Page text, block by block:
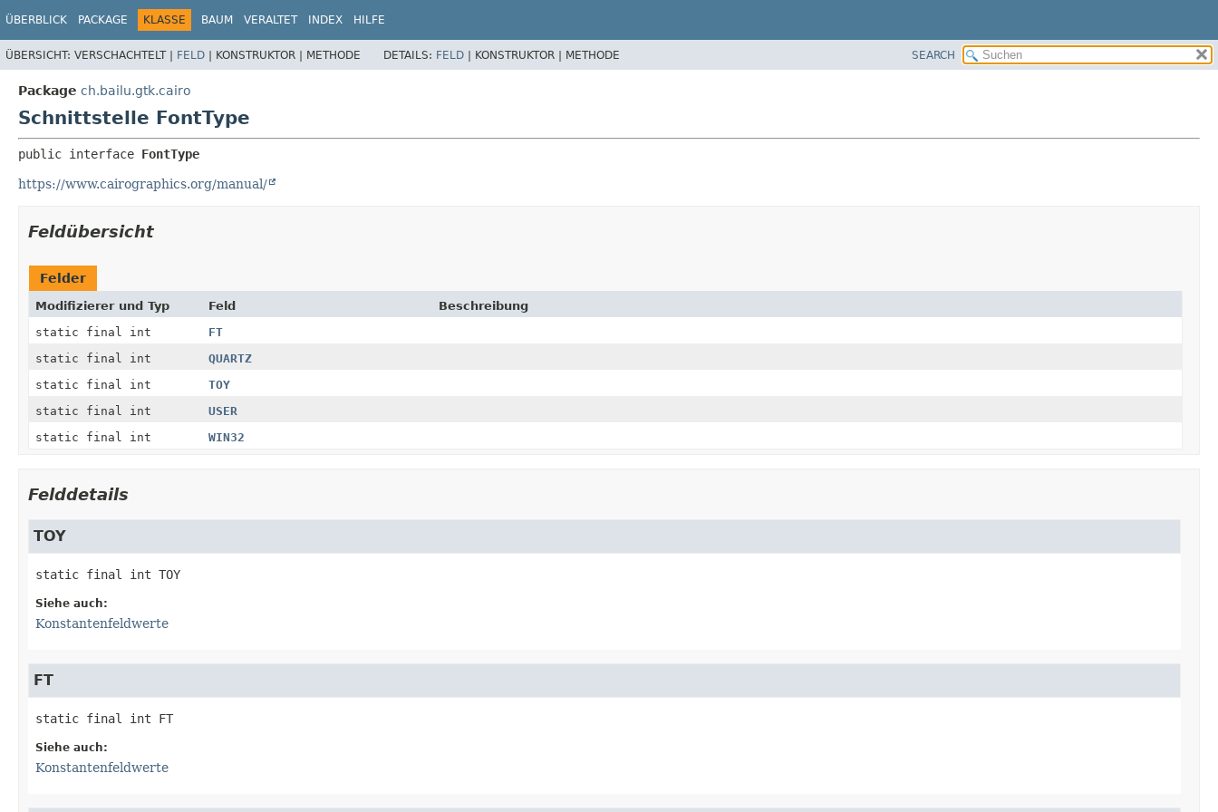
ÜBERBLICK PACKAGE KLASSE BAUM VERALTET INDEX HILFE
ÜBERSICHT: VERSCHACHTELT | FELD | KONSTRUKTOR | METHODE DETAILS: FELD | KONSTRUKTOR | METHODE SEARCH
Package ch.bailu.gtk.cairo
Schnittstelle FontType
public interface FontType
https://www.cairographics.org/manual/
Feldübersicht
Felder
Modifizierer und Typ Feld
Beschreibung
static final int
FT
static final int
QUARTZ
static final int
TOY
static final int
USER
static final int
WIN32
Felddetails
TOY
static final int TOY
Siehe auch:
Konstantenfeldwerte
FT
static final int FT
Siehe auch:
Konstantenfeldwerte